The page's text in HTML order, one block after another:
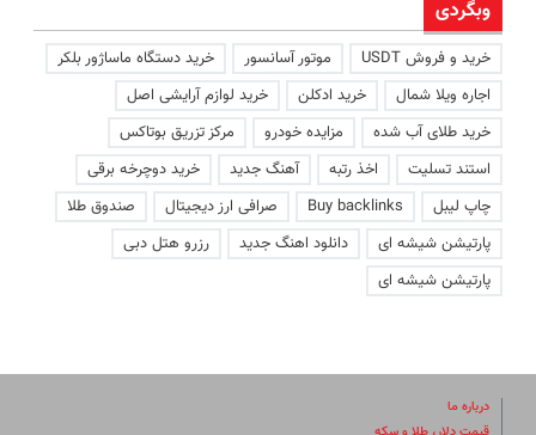
وبگردی
خرید و فروش USDT موتور آسانسور
خرید دستگاه ماساژور بلکر
اجاره ویلا شمال
خرید ادکلن
خرید لوازم آرایشی اصل
خرید طلای آب شده
مزایده خودرو
مرکز تزریق بوتاکس
استند تسلیت
اخذ رتبه آهنگ جدید
خرید دوچرخه برقی
چاپ لیبل
Buy backlinks صرافی ارز دیجیتال
صندوق طلا
پارتیشن شیشه ای
دانلود اهنگ جدید
رزرو هتل دبی
پارتیشن شیشه ای
درباره ما